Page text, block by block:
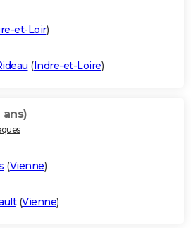
et-Loir)
(Indre-et-Loire)
ans)
(Vienne)
(Vienne)